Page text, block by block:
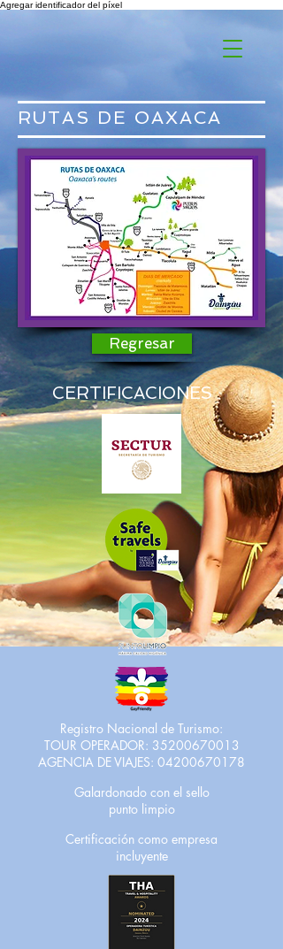
Agregar identificador del píxel
RUTAS DE OAXACA
Regresar
CERTIFICACIONES
Registro Nacional de Turismo:
TOUR OPERADOR: 35200670013
AGENCIA DE VIAJES: 04200670178
Galardonado con el sello
punto limpio
Certificación como empresa
incluyente